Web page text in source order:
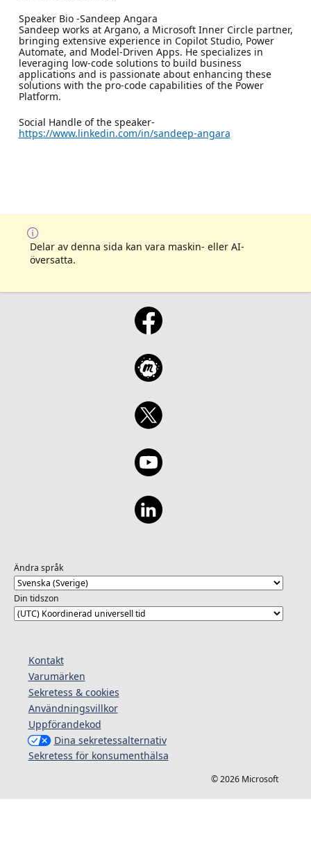
Speaker Bio -Sandeep Angara
Sandeep works at Argano, a Microsoft Inner Circle partner,
bringing extensive experience in Copilot Studio, Power
Automate, and Model-Driven Apps. He specializes in
leveraging low-code solutions to build business
applications and is passionate about enhancing these
solutions with the pro-code capabilities of the Power
Platform.
Social Handle of the speaker-
https://www.linkedin.com/in/sandeep-angara
Delar av denna sida kan vara maskin- eller AI-
översatta.
Ändra språk
Din tidszon
Kontakt
Varumärken
Sekretess & cookies
Användningsvillkor
Uppförandekod
Dina sekretessalternativ
Sekretess för konsumenthälsa
© 2026 Microsoft